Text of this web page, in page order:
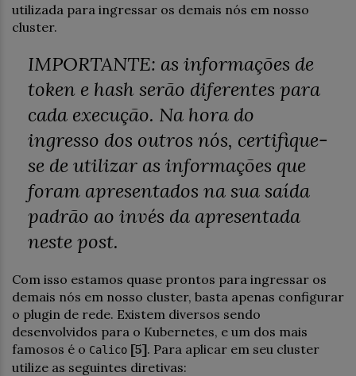
utilizada para ingressar os demais nós em nosso
cluster.
IMPORTANTE: as informações de
token e hash serão diferentes para
cada execução. Na hora do
ingresso dos outros nós, certifique-
se de utilizar as informações que
foram apresentados na sua saída
padrão ao invés da apresentada
neste post.
Com isso estamos quase prontos para ingressar os
demais nós em nosso cluster, basta apenas configurar
o plugin de rede. Existem diversos sendo
desenvolvidos para o Kubernetes, e um dos mais
famosos é o Calico [5]. Para aplicar em seu cluster
utilize as seguintes diretivas: